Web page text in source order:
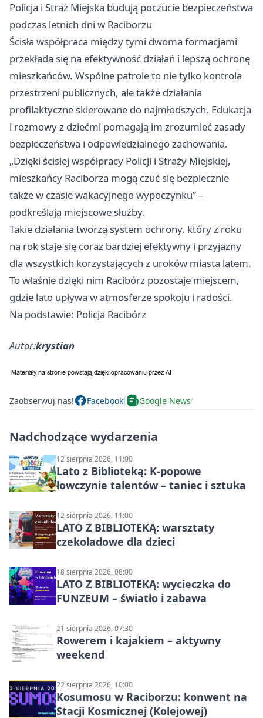
Policja i Straż Miejska budują poczucie bezpieczeństwa
podczas letnich dni w Raciborzu
Ścisła współpraca między tymi dwoma formacjami
przekłada się na efektywność działań i lepszą ochronę
mieszkańców. Wspólne patrole to nie tylko kontrola
przestrzeni publicznych, ale także działania
profilaktyczne skierowane do najmłodszych. Edukacja
i rozmowy z dziećmi pomagają im zrozumieć zasady
bezpieczeństwa i odpowiedzialnego zachowania.
„Dzięki ścisłej współpracy Policji i Straży Miejskiej,
mieszkańcy Raciborza mogą czuć się bezpiecznie
także w czasie wakacyjnego wypoczynku” –
podkreślają miejscowe służby.
Takie działania tworzą system ochrony, który z roku
na rok staje się coraz bardziej efektywny i przyjazny
dla wszystkich korzystających z uroków miasta latem.
To właśnie dzięki nim Racibórz pozostaje miejscem,
gdzie lato upływa w atmosferze spokoju i radości.
Na podstawie: Policja Racibórz
Autor:krystian
Zaobserwuj nas! Facebook Google News
Nadchodzące wydarzenia
12 sierpnia 2026, 11:00
Lato z Biblioteką: K-popowe
łowczynie talentów – taniec i sztuka
12 sierpnia 2026, 11:00
LATO Z BIBLIOTEKĄ: warsztaty
czekoladowe dla dzieci
18 sierpnia 2026, 08:00
LATO Z BIBLIOTEKĄ: wycieczka do
FUNZEUM – światło i zabawa
21 sierpnia 2026, 07:30
Rowerem i kajakiem – aktywny
weekend
22 sierpnia 2026, 10:00
Kosumosu w Raciborzu: konwent na
Stacji Kosmicznej (Kolejowej)